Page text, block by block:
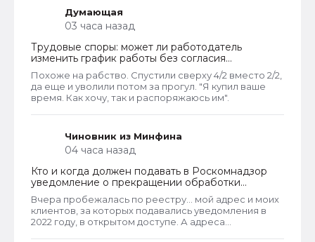
выплатой всех положенных ему компенсаций при
таком виде увольнения (не по собственному
желанию или соглашению сторон).
Думающая
03 часа назад
Трудовые споры: может ли работодатель
изменить график работы без согласия
сотрудника
Похоже на рабство. Спустили сверху 4/2 вместо 2/2,
да еще и уволили потом за прогул. "Я купил ваше
время. Как хочу, так и распоряжаюсь им".
Чиновник из Минфина
04 часа назад
Кто и когда должен подавать в Роскомнадзор
уведомление о прекращении обработки
персональных данных
Вчера пробежалась по реестру... мой адрес и моих
клиентов, за которых подавались уведомления в
2022 году, в открытом доступе. А адреса